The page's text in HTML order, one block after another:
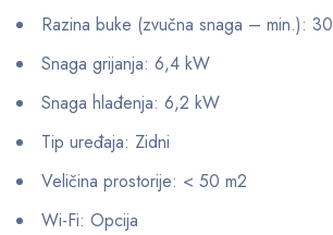
Razina buke (zvučna snaga – min.): 30
Snaga grijanja: 6,4 kW
Snaga hlađenja: 6,2 kW
Tip uređaja: Zidni
Veličina prostorije: < 50 m2
Wi-Fi: Opcija